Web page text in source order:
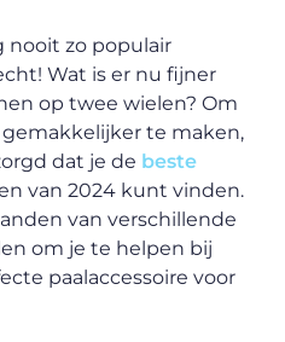
nooit zo populair
Wat is er nu fijner
op twee wielen? Om
te maken,
dat je de beste
van 2024 kunt vinden.
van verschillende
om je te helpen bij
paalaccessoire voor